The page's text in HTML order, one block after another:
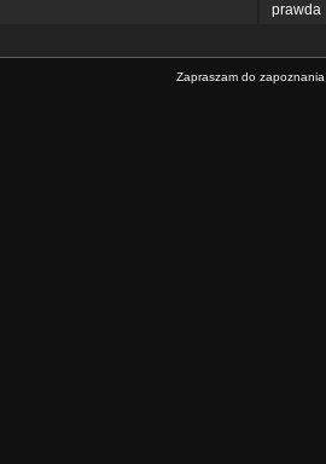
prawda
Zapraszam do